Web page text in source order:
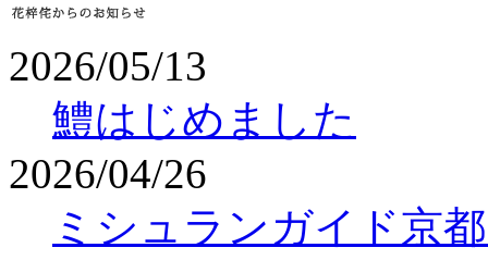
2026/05/13
鱧はじめました
2026/04/26
ミシュランガイド京